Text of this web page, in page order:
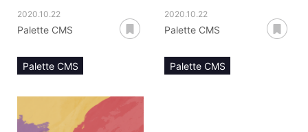
2020.10.22
Palette CMS
あとで読む
Palette CMS
コンテンツ管理
2020.10.22
Palette CMS
Palette CMS